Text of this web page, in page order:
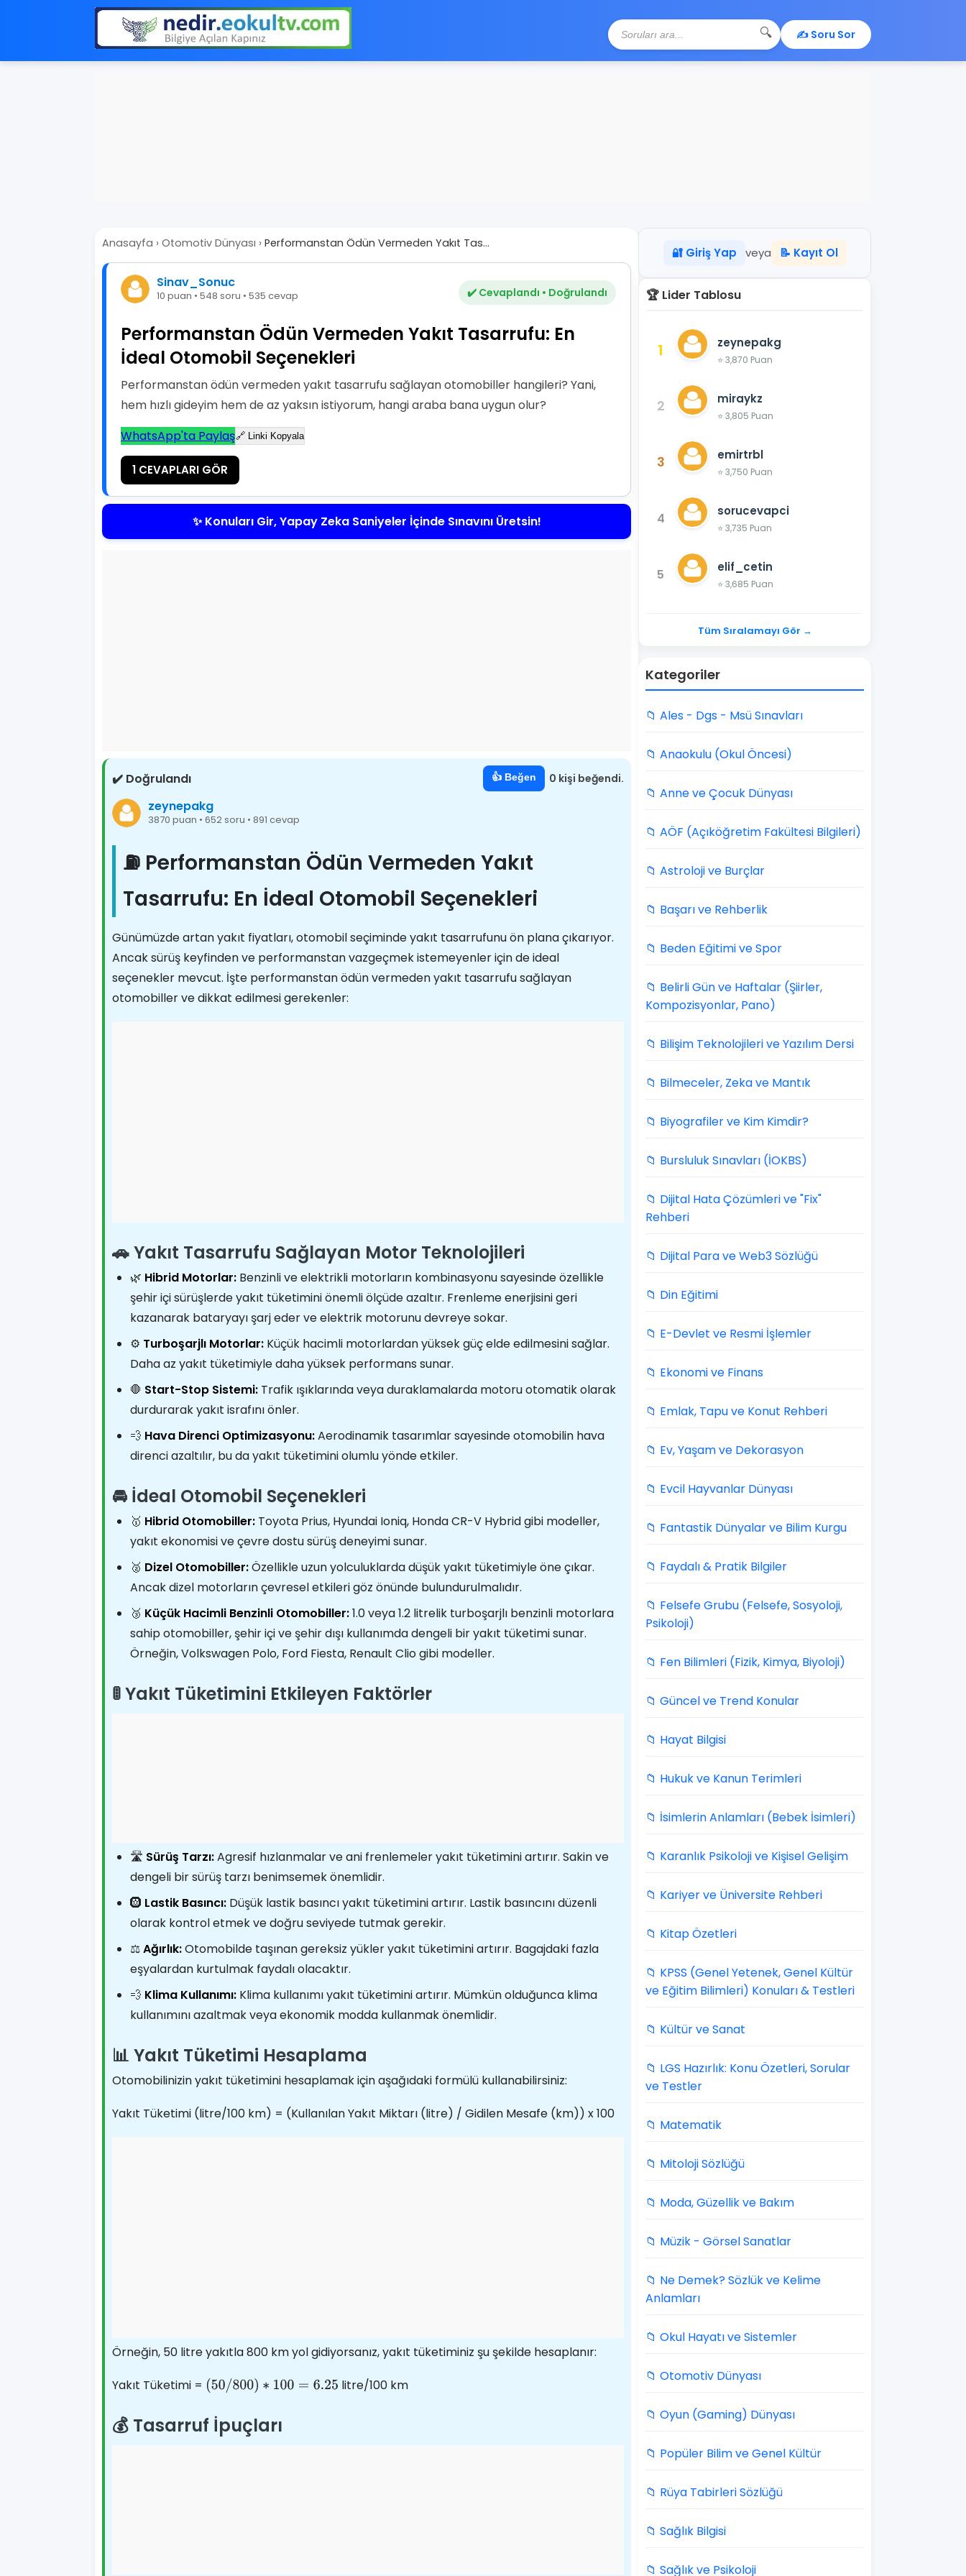
🔍 ✍️ Soru Sor
Anasayfa › Otomotiv Dünyası › Performanstan Ödün Vermeden Yakıt Tas...
Sinav_Sonuc
10 puan • 548 soru • 535 cevap ✔️ Cevaplandı • Doğrulandı
Performanstan Ödün Vermeden Yakıt Tasarrufu: En
İdeal Otomobil Seçenekleri
Performanstan ödün vermeden yakıt tasarrufu sağlayan otomobiller hangileri? Yani,
hem hızlı gideyim hem de az yaksın istiyorum, hangi araba bana uygun olur?
WhatsApp'ta Paylaş🔗 Linki Kopyala
1 CEVAPLARI GÖR
✨ Konuları Gir, Yapay Zeka Saniyeler İçinde Sınavını Üretsin!
✔️ Doğrulandı 👍 Beğen 0 kişi beğendi.
zeynepakg
3870 puan • 652 soru • 891 cevap
⛽ Performanstan Ödün Vermeden Yakıt
Tasarrufu: En İdeal Otomobil Seçenekleri
Günümüzde artan yakıt fiyatları, otomobil seçiminde yakıt tasarrufunu ön plana çıkarıyor.
Ancak sürüş keyfinden ve performanstan vazgeçmek istemeyenler için de ideal
seçenekler mevcut. İşte performanstan ödün vermeden yakıt tasarrufu sağlayan
otomobiller ve dikkat edilmesi gerekenler:
🚗 Yakıt Tasarrufu Sağlayan Motor Teknolojileri
🌿 Hibrid Motorlar: Benzinli ve elektrikli motorların kombinasyonu sayesinde özellikle
şehir içi sürüşlerde yakıt tüketimini önemli ölçüde azaltır. Frenleme enerjisini geri
kazanarak bataryayı şarj eder ve elektrik motorunu devreye sokar.
⚙️ Turboşarjlı Motorlar: Küçük hacimli motorlardan yüksek güç elde edilmesini sağlar.
Daha az yakıt tüketimiyle daha yüksek performans sunar.
🛑 Start-Stop Sistemi: Trafik ışıklarında veya duraklamalarda motoru otomatik olarak
durdurarak yakıt israfını önler.
💨 Hava Direnci Optimizasyonu:Aerodinamik tasarımlar sayesinde otomobilin hava
direnci azaltılır, bu da yakıt tüketimini olumlu yönde etkiler.
🚘 İdeal Otomobil Seçenekleri
🥇 Hibrid Otomobiller: Toyota Prius, Hyundai Ioniq, Honda CR-V Hybrid gibi modeller,
yakıt ekonomisi ve çevre dostu sürüş deneyimi sunar.
🥈 Dizel Otomobiller:Özellikle uzun yolculuklarda düşük yakıt tüketimiyle öne çıkar.
Ancak dizel motorların çevresel etkileri göz önünde bulundurulmalıdır.
🥉 Küçük Hacimli Benzinli Otomobiller:1.0 veya 1.2 litrelik turboşarjlı benzinli motorlara
sahip otomobiller, şehir içi ve şehir dışı kullanımda dengeli bir yakıt tüketimi sunar.
Örneğin, Volkswagen Polo, Ford Fiesta, Renault Clio gibi modeller.
🚦 Yakıt Tüketimini Etkileyen Faktörler
🛣️ Sürüş Tarzı:Agresif hızlanmalar ve ani frenlemeler yakıt tüketimini artırır. Sakin ve
dengeli bir sürüş tarzı benimsemek önemlidir.
🛞 Lastik Basıncı: Düşük lastik basıncı yakıt tüketimini artırır. Lastik basıncını düzenli
olarak kontrol etmek ve doğru seviyede tutmak gerekir.
⚖️Ağırlık:Otomobilde taşınan gereksiz yükler yakıt tüketimini artırır. Bagajdaki fazla
eşyalardan kurtulmak faydalı olacaktır.
💨 Klima Kullanımı: Klima kullanımı yakıt tüketimini artırır. Mümkün olduğunca klima
kullanımını azaltmak veya ekonomik modda kullanmak önemlidir.
📊 Yakıt Tüketimi Hesaplama
Otomobilinizin yakıt tüketimini hesaplamak için aşağıdaki formülü kullanabilirsiniz:
Yakıt Tüketimi (litre/100 km) = (Kullanılan Yakıt Miktarı (litre) / Gidilen Mesafe (km)) x 100
Örneğin, 50 litre yakıtla 800 km yol gidiyorsanız, yakıt tüketiminiz şu şekilde hesaplanır:
Yakıt Tüketimi = (50/800) ∗100= 6.25 litre/100 km
💰 Tasarruf İpuçları
🔐 Giriş Yap veya 📝 Kayıt Ol
🏆 Lider Tablosu
1 zeynepakg
⭐ 3,870 Puan
2 miraykz
⭐ 3,805 Puan
3 emirtrbl
⭐ 3,750 Puan
4 sorucevapci
⭐ 3,735 Puan
5 elif_cetin
⭐ 3,685 Puan
Tüm Sıralamayı Gör →
Kategoriler
📁 Ales - Dgs - Msü Sınavları
📁 Anaokulu (Okul Öncesi)
📁 Anne ve Çocuk Dünyası
📁 AÖF (Açıköğretim Fakültesi Bilgileri)
📁 Astroloji ve Burçlar
📁 Başarı ve Rehberlik
📁 Beden Eğitimi ve Spor
📁 Belirli Gün ve Haftalar (Şiirler,
Kompozisyonlar, Pano)
📁 Bilişim Teknolojileri ve Yazılım Dersi
📁 Bilmeceler, Zeka ve Mantık
📁 Biyografiler ve Kim Kimdir?
📁 Bursluluk Sınavları (İOKBS)
📁 Dijital Hata Çözümleri ve "Fix"
Rehberi
📁 Dijital Para ve Web3 Sözlüğü
📁 Din Eğitimi
📁 E-Devlet ve Resmi İşlemler
📁 Ekonomi ve Finans
📁 Emlak, Tapu ve Konut Rehberi
📁 Ev, Yaşam ve Dekorasyon
📁 Evcil Hayvanlar Dünyası
📁 Fantastik Dünyalar ve Bilim Kurgu
📁 Faydalı & Pratik Bilgiler
📁 Felsefe Grubu (Felsefe, Sosyoloji,
Psikoloji)
📁 Fen Bilimleri (Fizik, Kimya, Biyoloji)
📁 Güncel ve Trend Konular
📁 Hayat Bilgisi
📁 Hukuk ve Kanun Terimleri
📁 İsimlerin Anlamları (Bebek İsimleri)
📁 Karanlık Psikoloji ve Kişisel Gelişim
📁 Kariyer ve Üniversite Rehberi
📁 Kitap Özetleri
📁 KPSS (Genel Yetenek, Genel Kültür
ve Eğitim Bilimleri) Konuları & Testleri
📁 Kültür ve Sanat
📁 LGS Hazırlık: Konu Özetleri, Sorular
ve Testler
📁 Matematik
📁 Mitoloji Sözlüğü
📁 Moda, Güzellik ve Bakım
📁 Müzik - Görsel Sanatlar
📁 Ne Demek? Sözlük ve Kelime
Anlamları
📁 Okul Hayatı ve Sistemler
📁 Otomotiv Dünyası
📁 Oyun (Gaming) Dünyası
📁 Popüler Bilim ve Genel Kültür
📁 Rüya Tabirleri Sözlüğü
📁 Sağlık Bilgisi
📁 Sağlık ve Psikoloji